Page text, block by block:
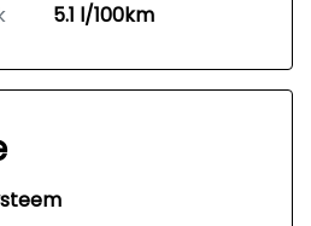
5.1 l/100km